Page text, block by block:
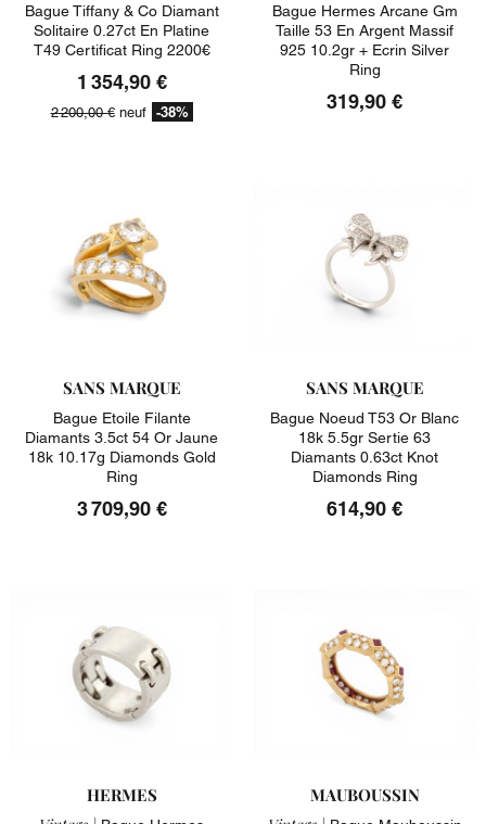
Bague Tiffany & Co Diamant
Solitaire 0.27ct En Platine
T49 Certificat Ring 2200€
1 354,90 €
2 200,00 €neuf -38%
Bague Hermes Arcane Gm
Taille 53 En Argent Massif
925 10.2gr + Ecrin Silver
Ring
319,90 €
SANS MARQUE
Bague Etoile Filante
Diamants 3.5ct 54 Or Jaune
18k 10.17g Diamonds Gold
Ring
3 709,90 €
SANS MARQUE
Bague Noeud T53 Or Blanc
18k 5.5gr Sertie 63
Diamants 0.63ct Knot
Diamonds Ring
614,90 €
HERMES MAUBOUSSIN